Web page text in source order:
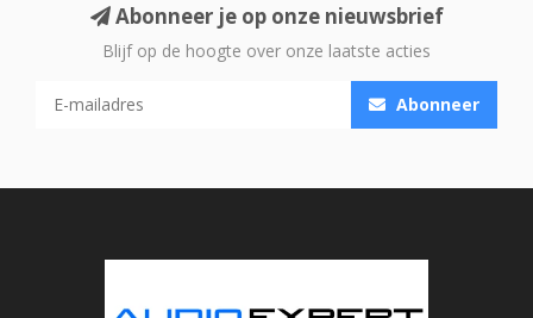
Abonneer je op onze nieuwsbrief
Blijf op de hoogte over onze laatste acties
Abonneer